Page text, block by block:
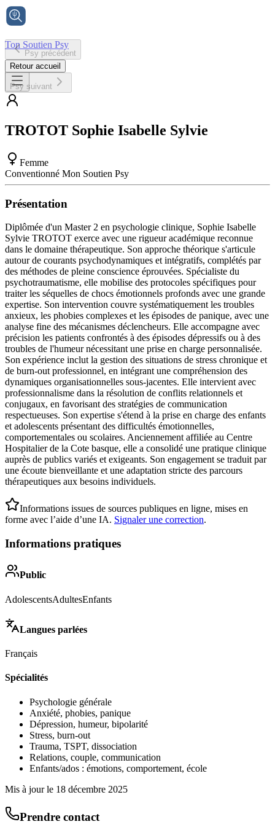
Ton Soutien Psy
Accueil
Psy précédent
Retour accueil
Psy suivant
TROTOT Sophie Isabelle Sylvie
Femme
Conventionné Mon Soutien Psy
Présentation
Diplômée d'un Master 2 en psychologie clinique, Sophie Isabelle
Sylvie TROTOT exerce avec une rigueur académique reconnue
dans le domaine thérapeutique. Son approche théorique s'articule
autour de courants psychodynamiques et intégratifs, complétés par
des méthodes de pleine conscience éprouvées. Spécialiste du
psychotraumatisme, elle mobilise des protocoles spécifiques pour
traiter les séquelles de chocs émotionnels profonds avec une grande
expertise. Son intervention couvre systématiquement les troubles
anxieux, les phobies complexes et les épisodes de panique, avec une
analyse fine des mécanismes déclencheurs. Elle accompagne avec
précision les patients confrontés à des épisodes dépressifs ou à des
troubles de l'humeur nécessitant une prise en charge personnalisée.
Son expérience inclut la gestion des situations de stress chronique et
de burn-out professionnel, en intégrant une compréhension des
dynamiques organisationnelles sous-jacentes. Elle intervient avec
professionnalisme dans la résolution de conflits relationnels et
conjugaux, en favorisant des stratégies de communication
respectueuses. Son expertise s'étend à la prise en charge des enfants
et adolescents présentant des difficultés émotionnelles,
comportementales ou scolaires. Anciennement affiliée au Centre
Hospitalier de la Cote basque, elle a consolidé une pratique clinique
auprès de publics variés et exigeants. Son engagement se traduit par
une écoute bienveillante et une adaptation stricte des parcours
thérapeutiques aux besoins individuels.
Informations issues de sources publiques en ligne, mises en
forme avec l’aide d’une IA. Signaler une correction.
Informations pratiques
Public
AdolescentsAdultesEnfants
Langues parlées
Français
Spécialités
Psychologie générale
Anxiété, phobies, panique
Dépression, humeur, bipolarité
Stress, burn-out
Trauma, TSPT, dissociation
Relations, couple, communication
Enfants/ados : émotions, comportement, école
Mis à jour le 18 décembre 2025
Prendre contact